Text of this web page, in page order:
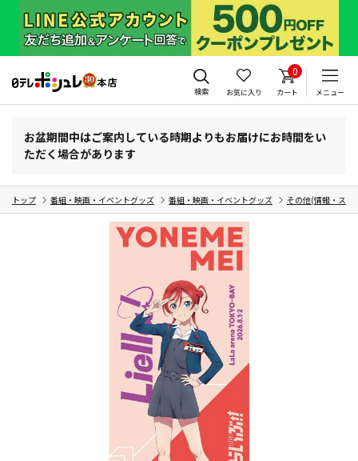
検索 お気に入り
0
カート メニュー
お盆期間中はご案内している時期よりもお届けにお時間をい
ただく場合があります
トップ 番組・映画・イベントグッズ 番組・映画・イベントグッズ その他(情報・スポ